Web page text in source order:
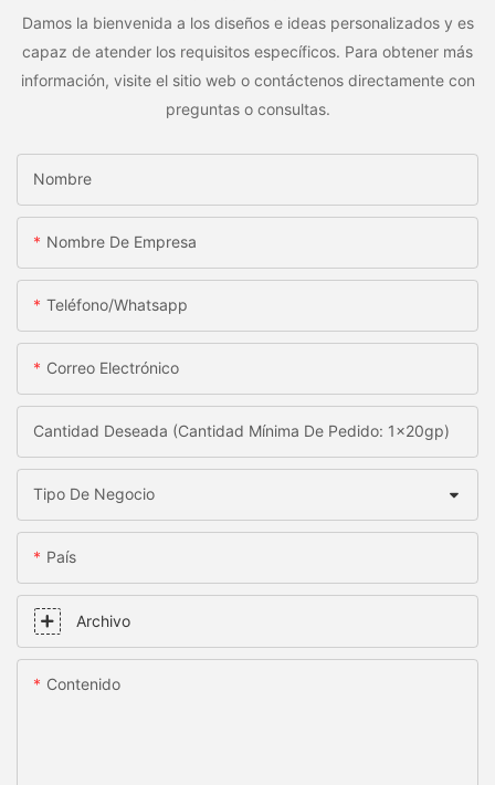
Damos la bienvenida a los diseños e ideas personalizados y es
capaz de atender los requisitos específicos. Para obtener más
información, visite el sitio web o contáctenos directamente con
preguntas o consultas.
Nombre
Nombre De Empresa
Teléfono/whatsapp
Correo Electrónico
Cantidad Deseada (Cantidad Mínima De Pedido: 1x20gp)
Tipo De Negocio
País
Archivo
Contenido